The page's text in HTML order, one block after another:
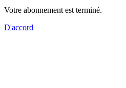
Votre abonnement est terminé.
D'accord